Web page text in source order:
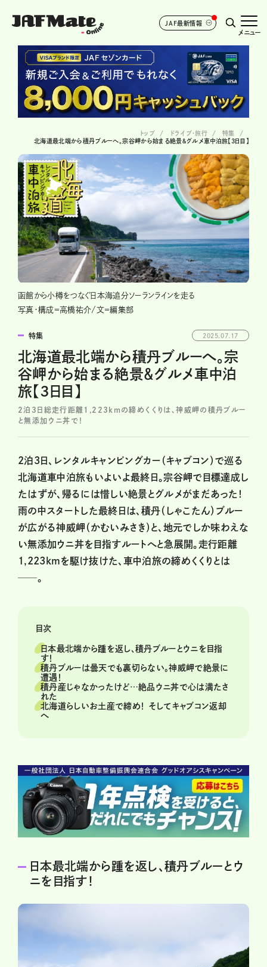
JAF最新情報
メニュー
トップ ドライブ･旅行
特集
北海道最北端から積丹ブルーへ。宗谷岬から始まる絶景＆グルメ車中泊旅【3日目】
函館から小樽をつなぐ日本海追分ソーランラインを走る
写真・構成＝高橋祐介/文＝編集部
特集 2025.07.17
北海道最北端から積丹ブルーへ。宗
谷岬から始まる絶景＆グルメ車中泊
旅【3日目】
2泊3日総走行距離1,223kmの締めくくりは、神威岬の積丹ブルー
と無添加ウニ丼で！
2泊3日、レンタルキャンピングカー（キャブコン）で巡る
北海道車中泊旅もいよいよ最終日。宗谷岬で目標達成し
たはずが、帰るには惜しい絶景とグルメがまだあった！
雨の中スタートした最終日は、積丹（しゃこたん）ブルー
が広がる神威岬（かむいみさき）と、地元でしか味わえな
い無添加ウニ丼を目指すルートへと急展開。走行距離
1,223kmを駆け抜けた、車中泊旅の締めくくりとは
──。
目次
日本最北端から踵を返し、積丹ブルーとウニを目指
す！
積丹ブルーは曇天でも裏切らない。神威岬で絶景に
遭遇！
積丹産じゃなかったけど…絶品ウニ丼で心は満たさ
れた
北海道らしいお土産で締め！ そしてキャブコン返却
へ
日本最北端から踵を返し、積丹ブルーとウ
ニを目指す！